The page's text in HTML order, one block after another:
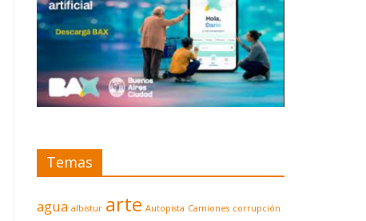
Temas
agua albistur arte Autopista Camiones corrupción